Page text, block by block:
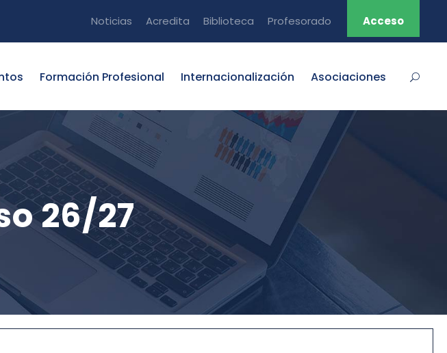
Noticias Acredita Biblioteca Profesorado Acceso
Formación Profesional Internacionalización Asociaciones
26/27